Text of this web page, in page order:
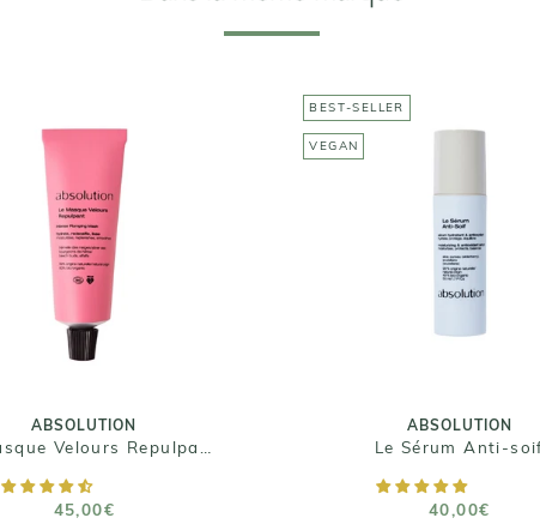
ABSOLUTION
45,00€
ABSOLUTION
Le Masque Velours
Repulpant
45,00€
Taille : 50ml
AJOUTER AU PANIER
BEST-SELLER
VEGAN
ABSOLUTION
Le Sérum Anti-
40,00€
Le Sérum Anti-soif
40,00€
Taille : 50ml
AJOUTER AU PANIER